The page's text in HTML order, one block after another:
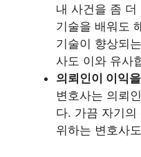
내 사건을 좀
기술을 배워도
기술이 향상되
사도 이와 유사
의뢰인이 이익
변호사는 의뢰
다. 가끔 자기
위하는 변호사